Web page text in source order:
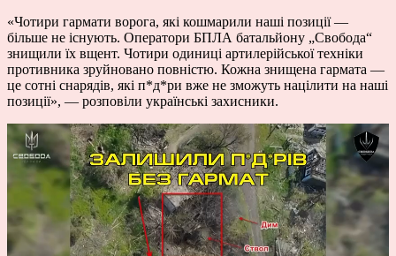
«Чотири гармати ворога, які кошмарили наші позиції —
більше не існують. Оператори БПЛА батальйону „Свобода“
знищили їх вщент. Чотири одиниці артилерійської техніки
противника зруйновано повністю. Кожна знищена гармата —
це сотні снарядів, які п*д*ри вже не зможуть націлити на наші
позиції», — розповіли українські захисники.